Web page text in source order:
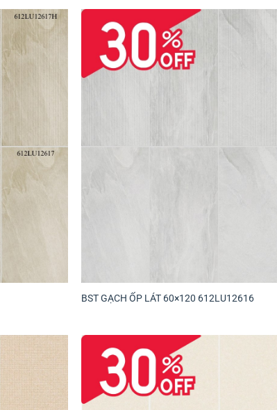
BST GẠCH ỐP LÁT 60×120 612LU12616